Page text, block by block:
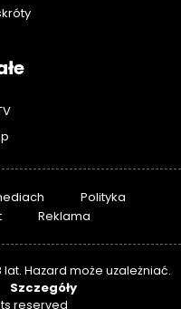
Polityka
Reklama
lat. Hazard może uzależniać.
Szczegóły
reserved